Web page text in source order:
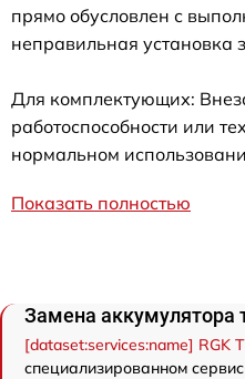
прямо обусловлен с
неправильная установка
Для комплектующих:
работоспособности или
нормальном
Показать полностью
Замена аккумулятора
[dataset:services:name] RGK
специализированном